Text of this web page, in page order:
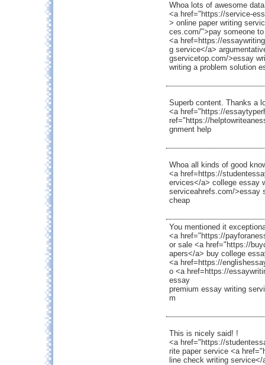
Whoa lots of awesome
<a href="https://service-
> online paper writing
ces.com/">pay someone
<a href=https://
g service</a>
gservicetop.com/>essay
writing a problem solution
Superb content. Thanks a
<a href="https://
ref="https://
gnment help
Whoa all kinds of good
<a href=https://
ervices</a> college essay
serviceahrefs.com/>essay
cheap
You mentioned it
<a href="https://
or sale <a href="https://
apers</a> buy college
<a href=https://
o <a href=https://
essay
premium essay writing
m
This is nicely said! !
<a href="https://
rite paper service <a
line check writing